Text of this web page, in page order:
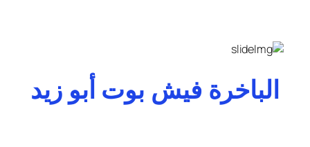
الباخرة فيش بوت أبو زيد